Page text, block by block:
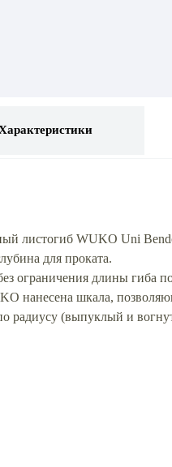
листогиб WUKO Uni
для проката.
ограничения длины гиба
нанесена шкала,
радиусу (выпуклый и